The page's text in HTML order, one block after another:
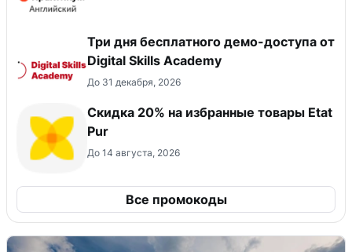
Три дня бесплатного демо-доступа от
Digital Skills Academy
До 31 декабря, 2026
Скидка 20% на избранные товары Etat
Pur
До 14 августа, 2026
Все промокоды